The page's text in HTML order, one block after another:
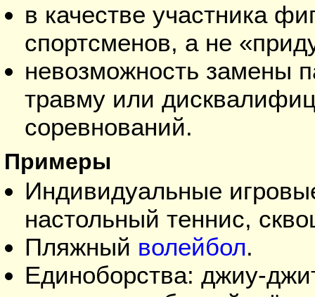
в качестве участника
спортсменов, а не
невозможность замены
травму или
соревнований.
Примеры
Индивидуальные
настольный теннис,
Пляжный волейбол.
Единоборства: джиу-